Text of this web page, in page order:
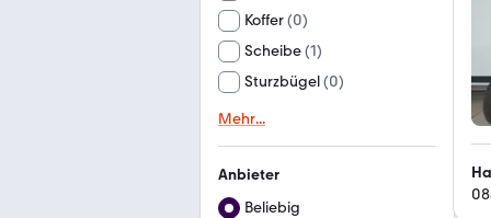
Koffer(0)
Scheibe(1)
Sturzbügel(0)
Mehr...
Anbieter
Beliebig